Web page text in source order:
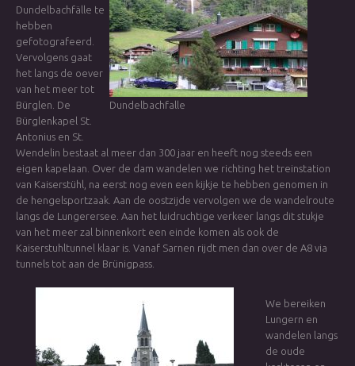
Dundelbachfalle
Dundelbachfälle te
hebben
gefotografeerd.
Vervolgens gaat
het langs de oever
van het meer tot
Bürglen. De
Bürglenkapel St.
Antonius en St.
Wendelin bestaat al meer dan 300 jaar en heeft nog steeds een
eigen kapelaan. Over de dam wandelen we richting het treinstation
van Kaiserstühl, na eerst nog even een kijkje te hebben genomen in
de hengelsportzaak. Aan de oostzijde vervolgen we de wandelroute
langs de Lungerersee. Aan het luidruchtige verkeer langs dit stukje
van het meer zal binnenkort een einde komen als ook de
Kaiserstuhltunnel klaar is. Vanaf Sarnen rijdt men dan over de A8 via
tunnels tot aan de Brünigpass.
We bereiken
Lungern en
wandelen langs
de oude